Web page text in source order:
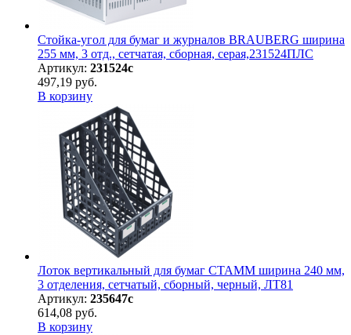
Стойка-угол для бумаг и журналов BRAUBERG ширина
255 мм, 3 отд., сетчатая, сборная, серая,231524ПЛС
Артикул: 231524с
497,19 руб.
В корзину
Лоток вертикальный для бумаг СТАММ ширина 240 мм,
3 отделения, сетчатый, сборный, черный, ЛТ81
Артикул: 235647с
614,08 руб.
В корзину